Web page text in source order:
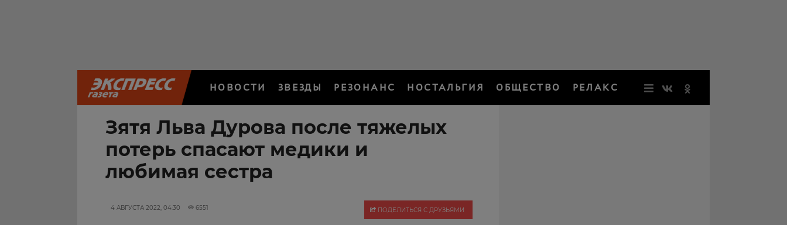
НОВОСТИ ЗВЕЗДЫ РЕЗОНАНС НОСТАЛЬГИЯ ОБЩЕСТВО РЕЛАКС
Зятя Льва Дурова после тяжелых
потерь спасают медики и
любимая сестра
4 АВГУСТА 2022, 04:30 6551 ПОДЕЛИТЬСЯ С ДРУЗЬЯМИ